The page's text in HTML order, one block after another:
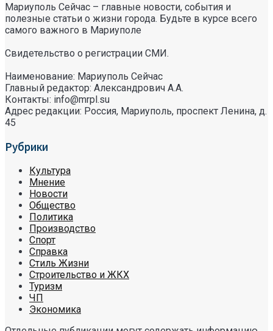
Мариуполь Сейчас – главные новости, события и
полезные статьи о жизни города. Будьте в курсе всего
самого важного в Мариуполе
Свидетельство о регистрации СМИ.
Наименование: Мариуполь Сейчас
Главный редактор: Александрович А.А.
Контакты: info@mrpl.su
Адрес редакции: Россия, Мариуполь, проспект Ленина, д.
45
Рубрики
Культура
Мнение
Новости
Общество
Политика
Производство
Спорт
Справка
Стиль Жизни
Строительство и ЖКХ
Туризм
ЧП
Экономика